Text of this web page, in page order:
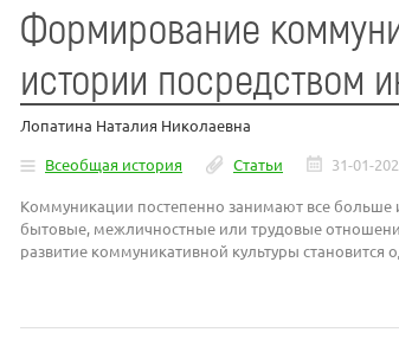
Формирование
истории посредством
Лопатина Наталия Николаевна
Всеобщая история
Статьи 31-01-
Коммуникации постепенно занимают все больше
бытовые, межличностные или трудовые
развитие коммуникативной культуры становится